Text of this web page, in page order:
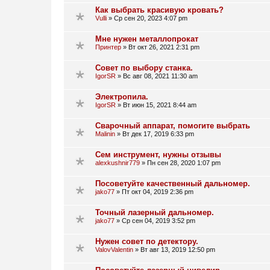
Как выбрать красивую кровать?
Vulli » Ср сен 20, 2023 4:07 pm
Мне нужен металлопрокат
Принтер » Вт окт 26, 2021 2:31 pm
Совет по выбору станка.
IgorSR » Вс авг 08, 2021 11:30 am
Электропила.
IgorSR » Вт июн 15, 2021 8:44 am
Сварочный аппарат, помогите выбрать
Malinin » Вт дек 17, 2019 6:33 pm
Сем инструмент, нужны отзывы
alexkushnir779 » Пн сен 28, 2020 1:07 pm
Посоветуйте качественный дальномер.
jako77 » Пт окт 04, 2019 2:36 pm
Точный лазерный дальномер.
jako77 » Ср сен 04, 2019 3:52 pm
Нужен совет по детектору.
ValovValentin » Вт авг 13, 2019 12:50 pm